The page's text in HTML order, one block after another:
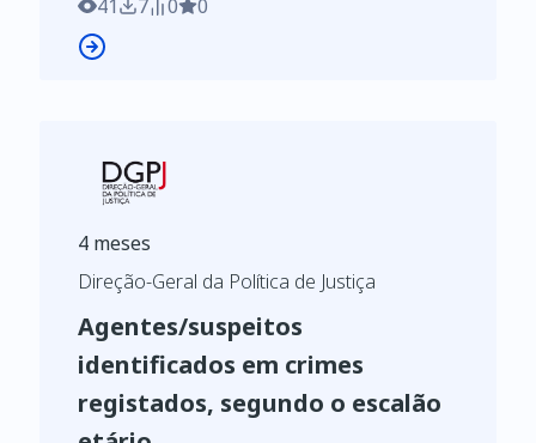
41 7 0 0
4 meses
Direção-Geral da Política de Justiça
Agentes/suspeitos
identificados em crimes
registados, segundo o escalão